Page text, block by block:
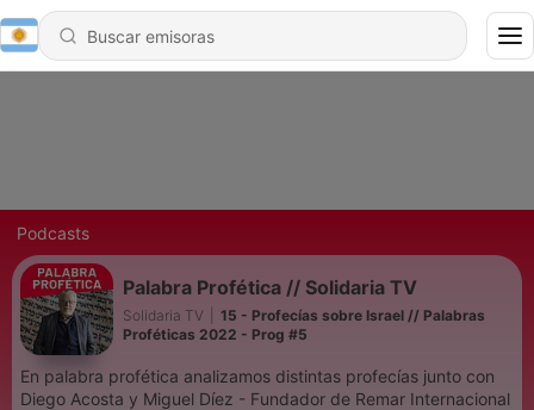
Podcasts
Palabra Profética // Solidaria TV
Solidaria TV
15 - Profecías sobre Israel // Palabras
Proféticas 2022 - Prog #5
En palabra profética analizamos distintas profecías junto con
Diego Acosta y Miguel Díez - Fundador de Remar Internacional